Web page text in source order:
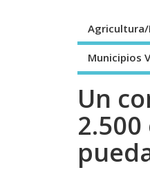
Municipios
Un